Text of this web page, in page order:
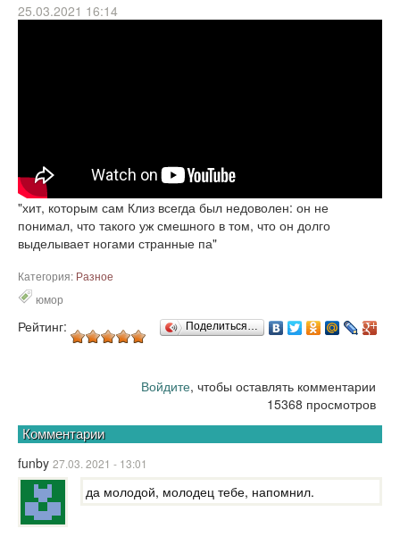
25.03.2021 16:14
"хит, которым сам Клиз всегда был недоволен: он не
понимал, что такого уж смешного в том, что он долго
выделывает ногами странные па"
Категория: Разное
юмор
Рейтинг: Поделиться…
Войдите, чтобы оставлять комментарии
15368 просмотров
Комментарии
funby 27.03. 2021 - 13:01
да молодой, молодец тебе, напомнил.